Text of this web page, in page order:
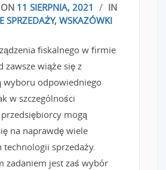
ON 11 SIERPNIA, 2021 / IN
SPRZEDAŻY, WSKAZÓWKI
fiskalnego w firmie
zawsze wiąże się z
wyboru odpowiedniego
w szczególności
mogą
na naprawdę wiele
sprzedaży.
zadaniem jest zaś wybór